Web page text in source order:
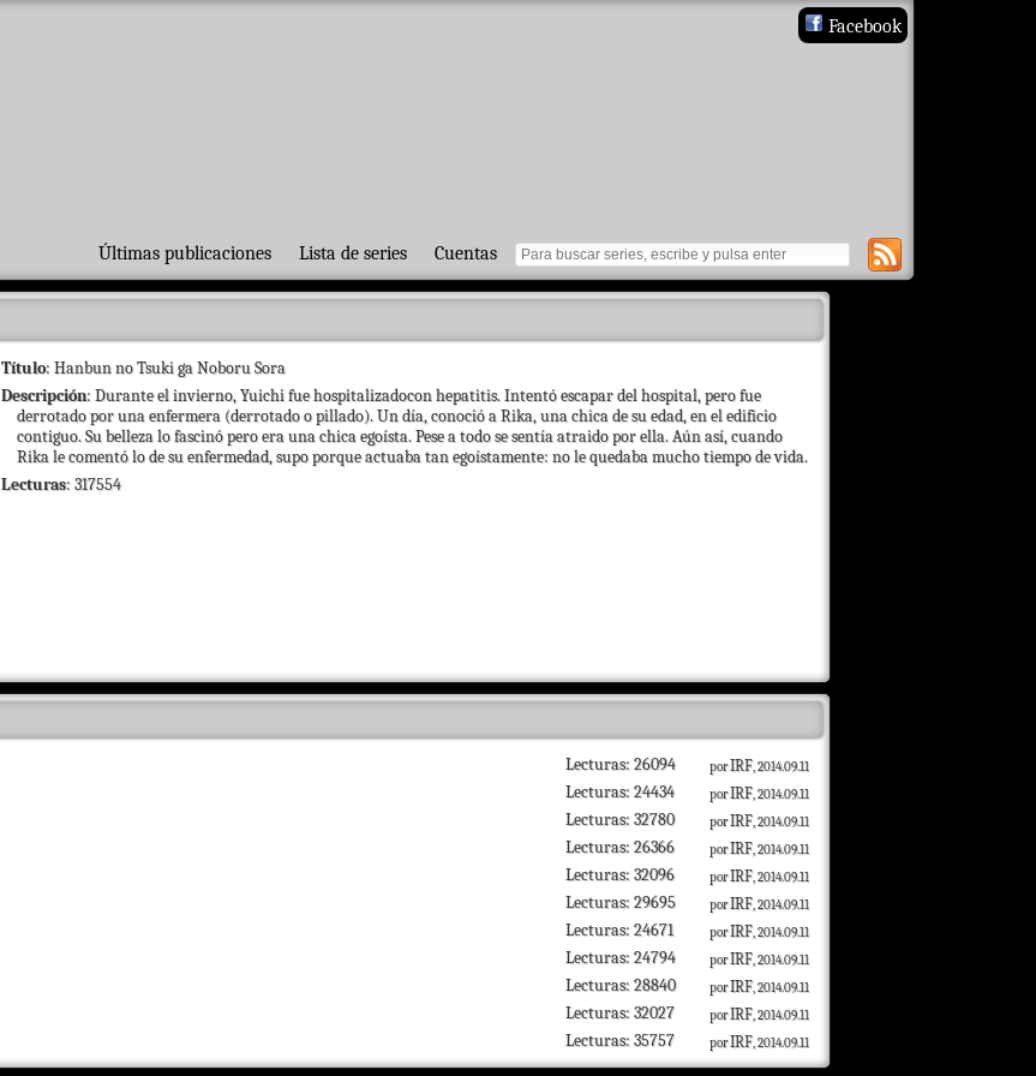
Facebook
Últimas publicaciones Lista de series Cuentas
Título: Hanbun no Tsuki ga Noboru Sora
Descripción: Durante el invierno, Yuichi fue hospitalizadocon hepatitis. Intentó escapar del hospital, pero fue
derrotado por una enfermera (derrotado o pillado). Un día, conoció a Rika, una chica de su edad, en el edificio
contiguo. Su belleza lo fascinó pero era una chica egoísta. Pese a todo se sentía atraido por ella. Aún así, cuando
Rika le comentó lo de su enfermedad, supo porque actuaba tan egoístamente: no le quedaba mucho tiempo de vida.
Lecturas: 317554
porIRF, 2014.09.11
Lecturas: 26094
porIRF, 2014.09.11
Lecturas: 24434
porIRF, 2014.09.11
Lecturas: 32780
porIRF, 2014.09.11
Lecturas: 26366
porIRF, 2014.09.11
Lecturas: 32096
porIRF, 2014.09.11
Lecturas: 29695
porIRF, 2014.09.11
Lecturas: 24671
porIRF, 2014.09.11
Lecturas: 24794
porIRF, 2014.09.11
Lecturas: 28840
porIRF, 2014.09.11
Lecturas: 32027
porIRF, 2014.09.11
Lecturas: 35757